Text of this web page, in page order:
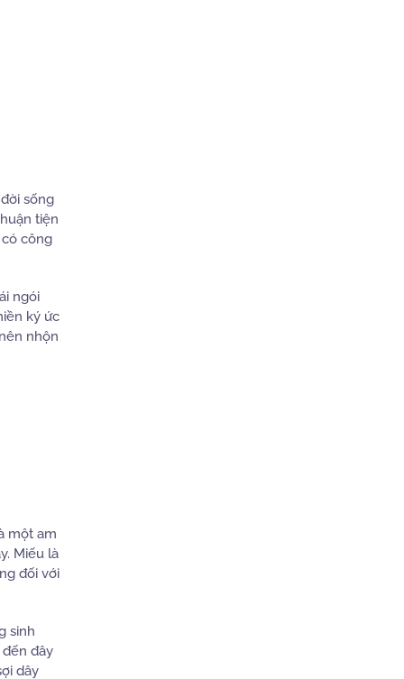
sống
tiện
công
ngói
ký ức
nhộn
một am
Miếu là
đối với
sinh
đây
dây